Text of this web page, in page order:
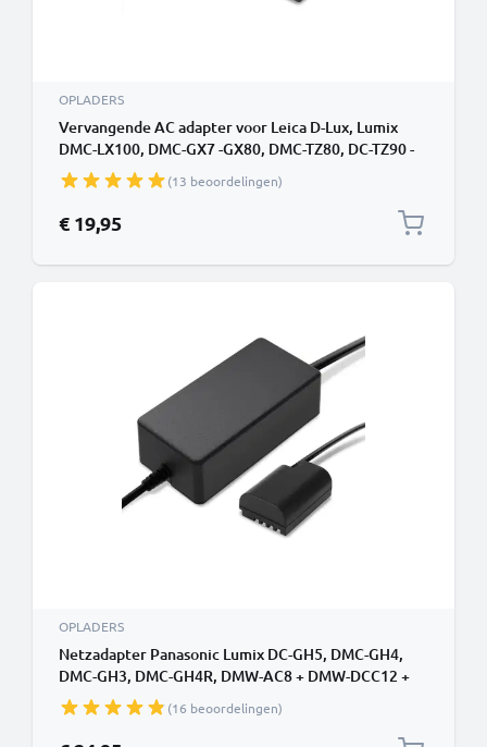
OPLADERS
Vervangende AC adapter voor Leica D-Lux, Lumix
DMC-LX100, DMC-GX7 -GX80, DMC-TZ80, DC-TZ90 -
TZ91 AC-adapter DMW-AC8 + DMW-DCC11 DC-
koppeling – Dummybatterij – Batterij-eliminator van
subtel
(13 beoordelingen)
€ 19,95
OPLADERS
Netzadapter Panasonic Lumix DC-GH5, DMC-GH4,
DMC-GH3, DMC-GH4R, DMW-AC8 + DMW-DCC12 +
DC Coupler (Dummy-accu), ca. 3m van CELLONIC
(16 beoordelingen)